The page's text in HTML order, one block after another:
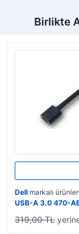
Birlikte
Dell markalı
USB-A 3.0 470-
319,00 TL